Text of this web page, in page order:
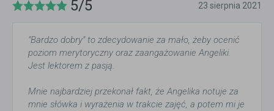
5/5 23 sierpnia 2021
"Bardzo dobry" to zdecydowanie za mało, żeby ocenić
poziom merytoryczny oraz zaangażowanie Angeliki.
Jest lektorem z pasją.
Mnie najbardziej przekonał fakt, że Angelika notuje za
mnie słówka i wyrażenia w trakcie zajęć, a potem mi je